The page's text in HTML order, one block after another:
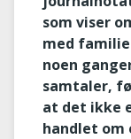
som viser
med
noen
samtaler,
at det ikke
handlet om